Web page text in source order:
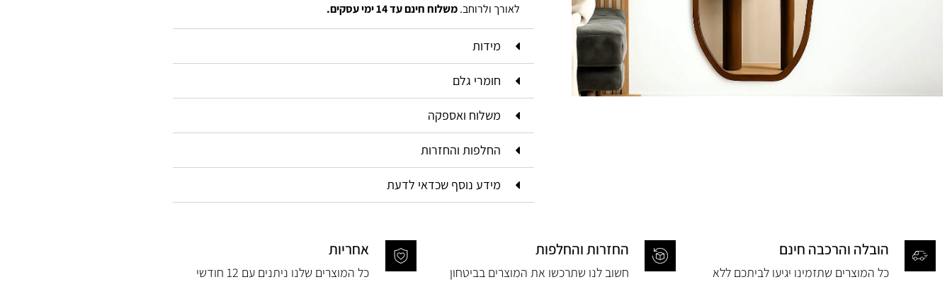
לאורך ולרוחב.משלוח חינם עד 14 ימי עסקים.
מידות
חומרי גלם
משלוח ואספקה
החלפות והחזרות
מידע נוסף שכדאי לדעת
הובלה והרכבה חינם
כל המוצרים שתזמינו יגיעו לביתכם ללא
החזרות והחלפות
חשוב לנו שתרכשו את המוצרים בביטחון
אחריות
כל המוצרים שלנו ניתנים עם 12 חודשי